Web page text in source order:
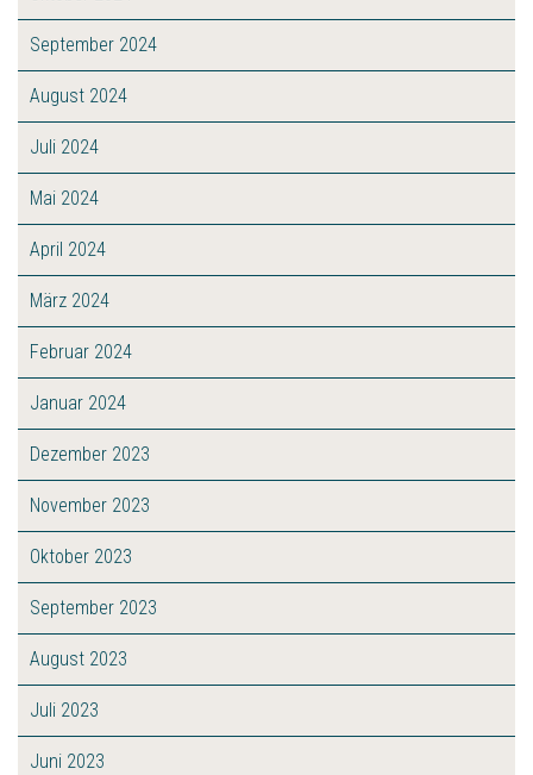
September 2024
August 2024
Juli 2024
Mai 2024
April 2024
März 2024
Februar 2024
Januar 2024
Dezember 2023
November 2023
Oktober 2023
September 2023
August 2023
Juli 2023
Juni 2023